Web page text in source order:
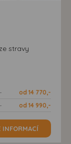
stravy
od 14 770,-
od 14 990,-
INFORMACÍ